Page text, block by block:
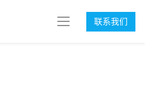
联系我们